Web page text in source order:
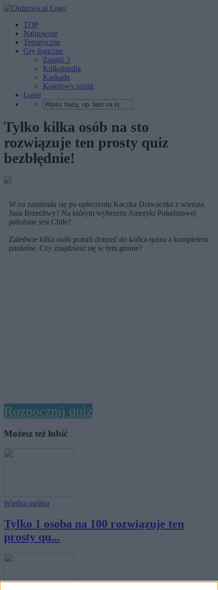
TOP
Najnowsze
Tematyczne
Gry logiczne
Znajdź 3
Kulkolandia
Kaskada
Kolorowy sprint
Losuj
Tylko kilka osób na sto
rozwiązuje ten prosty quiz
bezbłędnie!
W co zamieniła się po upieczeniu Kaczka Dziwaczka z wiersza
Jana Brzechwy? Na którym wybrzeżu Ameryki Południowej
położone jest Chile?
Zaledwie kilka osób potrafi dotrzeć do końca quizu z kompletem
punktów. Czy znajdziesz się w tym gronie?
Rozpocznij quiz
Możesz też lubić
Wiedza ogólna
Tylko 1 osoba na 100 rozwiązuje ten
prosty qu...